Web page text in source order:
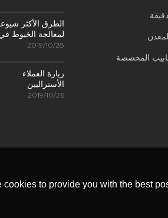
المخصصة
الطرق الأكثر
لمعالجة الخيوط
مراكز التصنيع
الآلي
2019/10/28
زيارة العملاء
الأستراليين
2019/10/26
cookies to provide you with the best